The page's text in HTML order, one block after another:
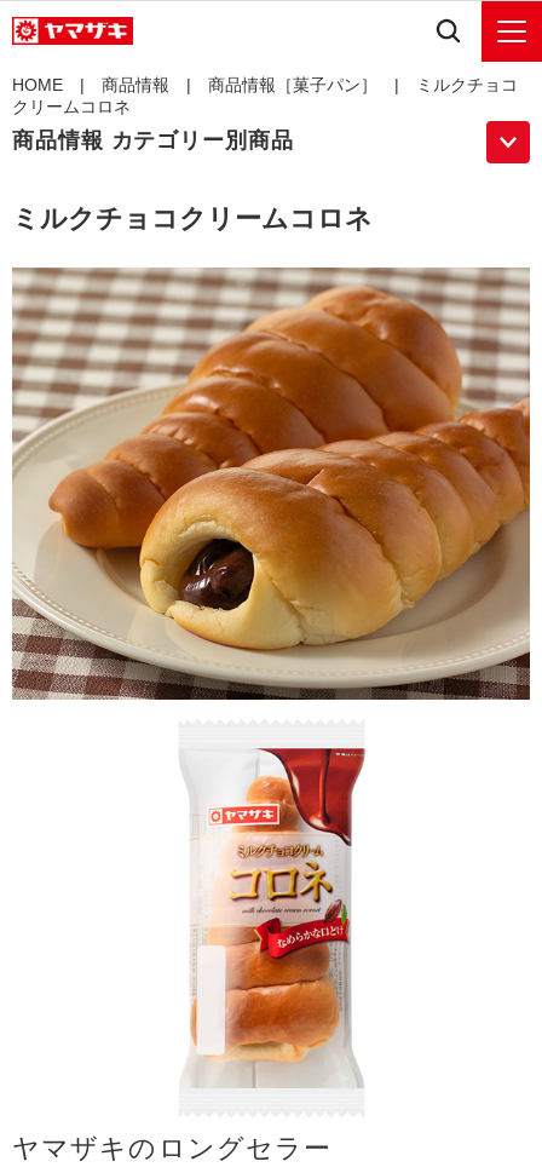
HOME | 商品情報 | 商品情報［菓子パン］
| ミルクチョコ
クリームコロネ
商品情報 カテゴリー別商品
ミルクチョコクリームコロネ
ヤマザキのロングセラー